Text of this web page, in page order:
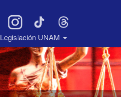
Legislación UNAM